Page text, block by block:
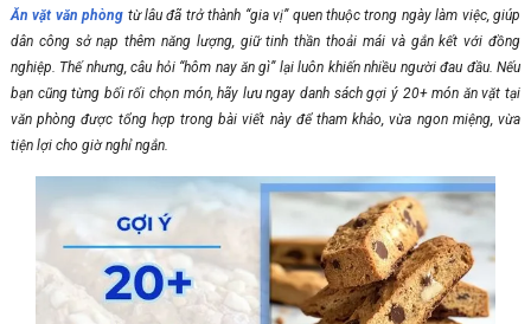
Ăn vặt văn phòng từ lâu đã trở thành “gia vị” quen thuộc trong ngày làm việc, giúp
dân công sở nạp thêm năng lượng, giữ tinh thần thoải mái và gắn kết với đồng
nghiệp. Thế nhưng, câu hỏi “hôm nay ăn gì” lại luôn khiến nhiều người đau đầu. Nếu
bạn cũng từng bối rối chọn món, hãy lưu ngay danh sách gợi ý 20+ món ăn vặt tại
văn phòng được tổng hợp trong bài viết này để tham khảo, vừa ngon miệng, vừa
tiện lợi cho giờ nghỉ ngắn.